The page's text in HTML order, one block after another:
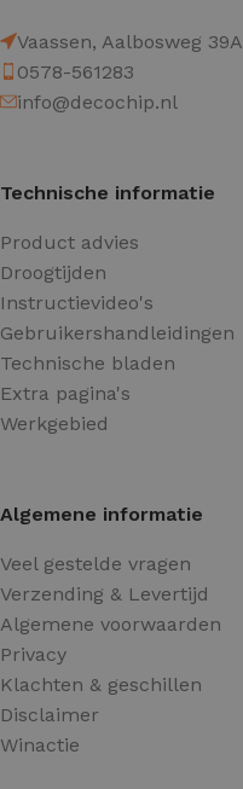
Vaassen, Aalbosweg 39A
0578-561283
info@decochip.nl
Technische informatie
Product advies
Droogtijden
Instructievideo's
Gebruikershandleidingen
Technische bladen
Extra pagina's
Werkgebied
Algemene informatie
Veel gestelde vragen
Verzending & Levertijd
Algemene voorwaarden
Privacy
Klachten & geschillen
Disclaimer
Winactie